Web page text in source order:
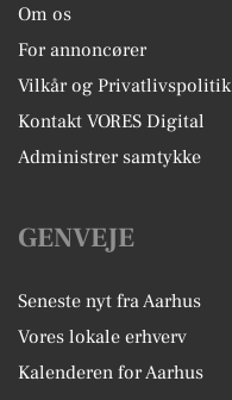
Om os
For annoncører
Vilkår og Privatlivspolitik
Kontakt VORES Digital
Administrer samtykke
GENVEJE
Seneste nyt fra Aarhus
Vores lokale erhverv
Kalenderen for Aarhus